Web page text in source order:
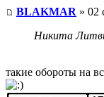
BLAKMAR » 02
Никита
такие обороты на